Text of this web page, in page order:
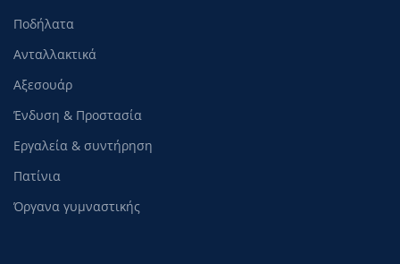
Ποδήλατα
Ανταλλακτικά
Αξεσουάρ
Ένδυση & Προστασία
Εργαλεία & συντήρηση
Πατίνια
Όργανα γυμναστικής